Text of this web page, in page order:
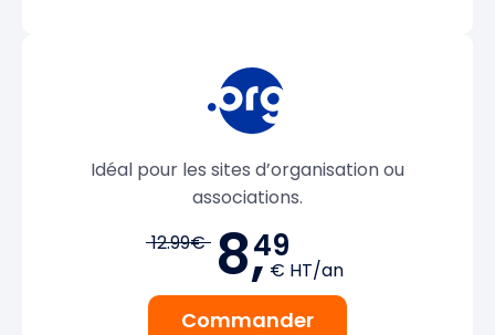
Idéal pour les sites d’organisation ou
associations.
12.99€ 8,49
€ HT/an
Commander